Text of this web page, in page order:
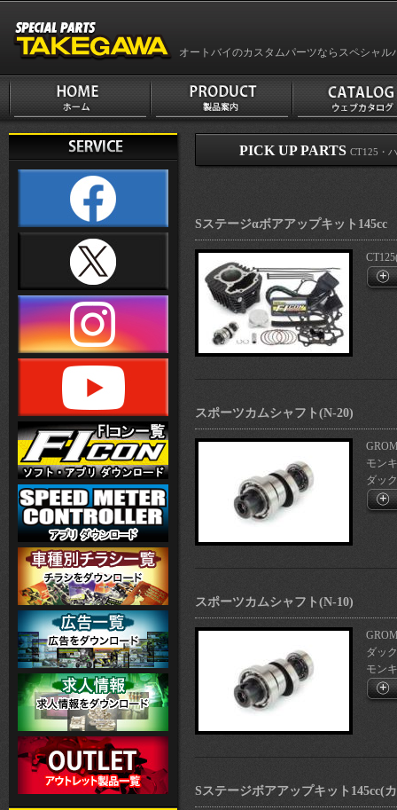
オートバイのカスタムパーツならスペシャル
PICK UP PARTS CT125・
Sステージαボアアップキット145cc
スポーツカムシャフト(N-20)
モン
ダッ
スポーツカムシャフト(N-10)
ダッ
モン
Sステージボアアップキット145cc(